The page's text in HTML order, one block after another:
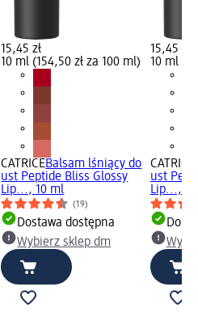
15,45 zł
10 ml (154,50 zł za 100 ml)
CATRICEBalsam lśniący do
ust Peptide Bliss Glossy
Lip..., 10 ml
(19)
Dostawa dostępna
Wybierz sklep dm
15,45 zł
10 ml
CATRICE
ust
Lip...,